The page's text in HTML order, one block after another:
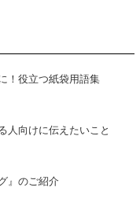
！役立つ紙袋用語集
人向けに伝えたいこと
』のご紹介